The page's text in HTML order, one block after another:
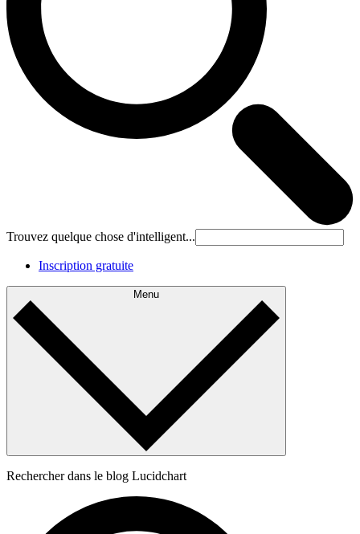
Trouvez quelque chose d'intelligent...
Inscription gratuite
Menu
Rechercher dans le blog Lucidchart